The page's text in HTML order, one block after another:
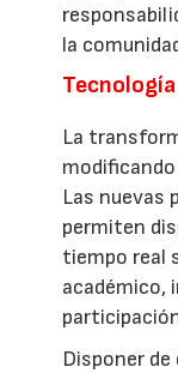
la
La
Las nuevas
permiten
tiempo real
académico,
Disponer